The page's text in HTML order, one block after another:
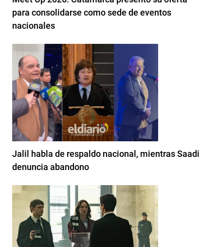
para consolidarse como sede de eventos
nacionales
Jalil habla de respaldo nacional, mientras Saadi
denuncia abandono